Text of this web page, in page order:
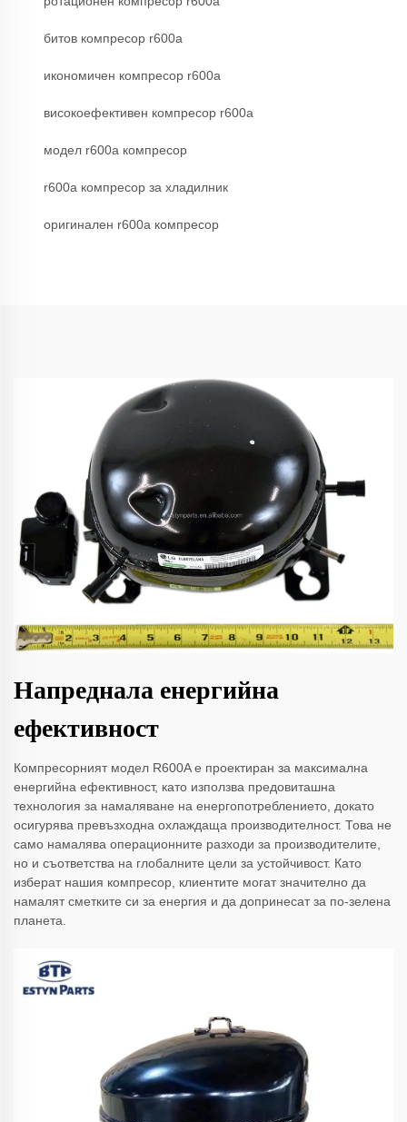
битов компресор r600a
икономичен компресор r600a
високоефективен компресор r600a
модел r600a компресор
r600a компресор за хладилник
оригинален r600a компресор
Напреднала енергийна
ефективност
Компресорният модел R600A е проектиран за максимална
енергийна ефективност, като използва предовиташна
технология за намаляване на енергопотреблението, докато
осигурява превъзходна охлаждаща производителност. Това не
само намалява операционните разходи за производителите,
но и съответства на глобалните цели за устойчивост. Като
изберат нашия компресор, клиентите могат значително да
намалят сметките си за енергия и да допринесат за по-зелена
планета.